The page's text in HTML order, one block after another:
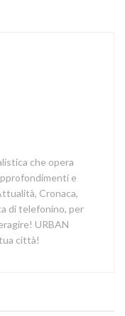
che opera
e
Cronaca,
di telefonino, per
URBAN
città!